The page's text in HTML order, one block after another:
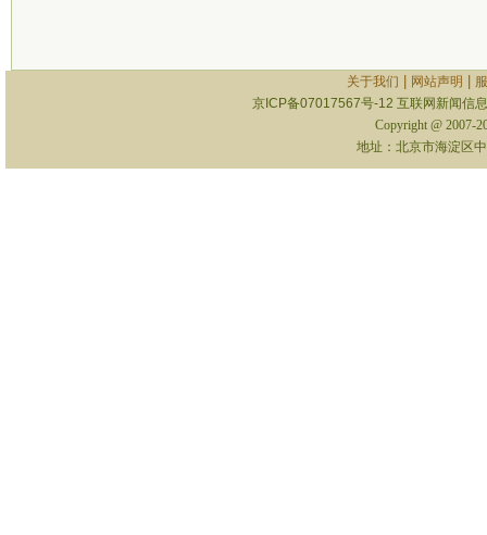
关于我们 网站声明
京ICP备07017567号-12 互联网新闻信
Copyright @ 2007-
地址：北京市海淀区